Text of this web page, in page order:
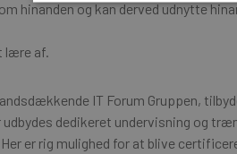
hinanden og kan derved udnytte
lære af.
IT Forum Gruppen,
udbydes dedikeret undervisning og
er rig mulighed for at blive